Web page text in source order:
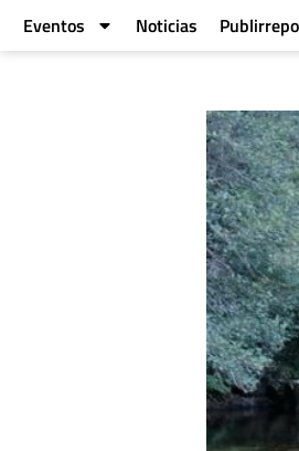
Eventos Noticias